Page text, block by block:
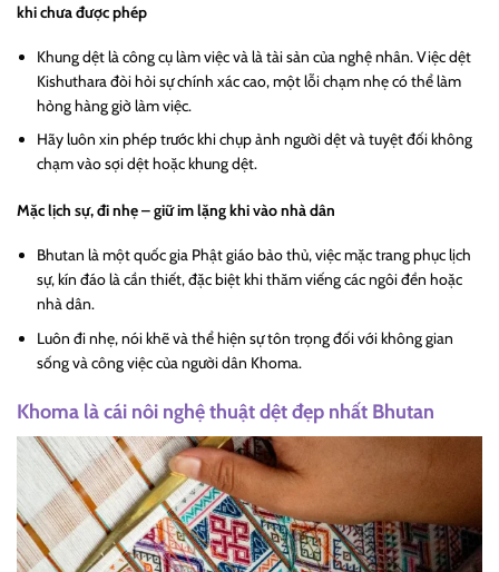
khi chưa được phép
Khung dệt là công cụ làm việc và là tài sản của nghệ nhân. Việc dệt
Kishuthara đòi hỏi sự chính xác cao, một lỗi chạm nhẹ có thể làm
hỏng hàng giờ làm việc.
Hãy luôn xin phép trước khi chụp ảnh người dệt và tuyệt đối không
chạm vào sợi dệt hoặc khung dệt.
Mặc lịch sự, đi nhẹ – giữ im lặng khi vào nhà dân
Bhutan là một quốc gia Phật giáo bảo thủ, việc mặc trang phục lịch
sự, kín đáo là cần thiết, đặc biệt khi thăm viếng các ngôi đền hoặc
nhà dân.
Luôn đi nhẹ, nói khẽ và thể hiện sự tôn trọng đối với không gian
sống và công việc của người dân Khoma.
Khoma là cái nôi nghệ thuật dệt đẹp nhất Bhutan